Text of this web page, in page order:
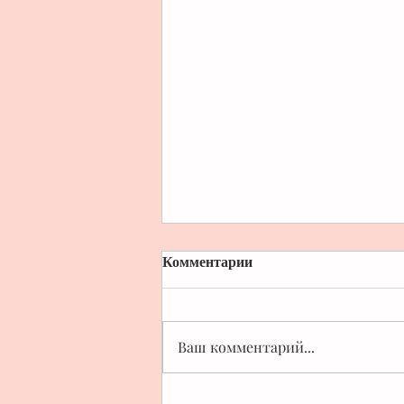
Комментарии
Ваш комментарий...